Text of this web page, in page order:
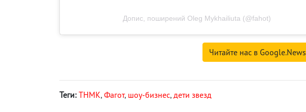
Допис, поширений Oleg Mykhailiuta (@fahot)
Читайте нас в Google.News
Теги: ТНМК, Фагот, шоу-бизнес, дети звезд